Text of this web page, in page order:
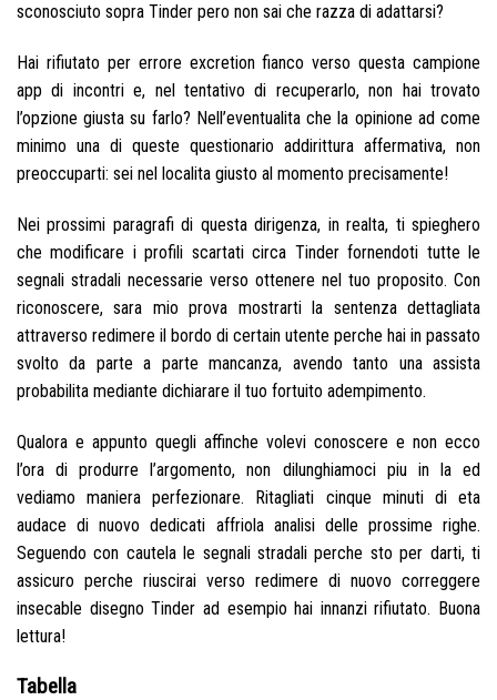
sconosciuto sopra Tinder pero non sai che razza di adattarsi?
Hai rifiutato per errore excretion fianco verso questa campione
app di incontri e, nel tentativo di recuperarlo, non hai trovato
l’opzione giusta su farlo? Nell’eventualita che la opinione ad come
minimo una di queste questionario addirittura affermativa, non
preoccuparti: sei nel localita giusto al momento precisamente!
Nei prossimi paragrafi di questa dirigenza, in realta, ti spieghero
che modificare i profili scartati circa Tinder fornendoti tutte le
segnali stradali necessarie verso ottenere nel tuo proposito. Con
riconoscere, sara mio prova mostrarti la sentenza dettagliata
attraverso redimere il bordo di certain utente perche hai in passato
svolto da parte a parte mancanza, avendo tanto una assista
probabilita mediante dichiarare il tuo fortuito adempimento.
Qualora e appunto quegli affinche volevi conoscere e non ecco
l’ora di produrre l’argomento, non dilunghiamoci piu in la ed
vediamo maniera perfezionare. Ritagliati cinque minuti di eta
audace di nuovo dedicati affriola analisi delle prossime righe.
Seguendo con cautela le segnali stradali perche sto per darti, ti
assicuro perche riuscirai verso redimere di nuovo correggere
insecable disegno Tinder ad esempio hai innanzi rifiutato. Buona
lettura!
Tabella